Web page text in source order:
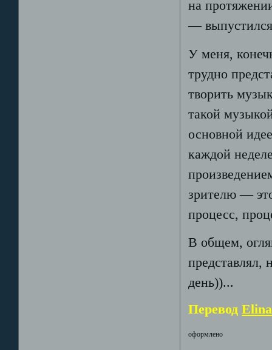
на
—
У меня,
трудно
творить
такой
основной
каждой
зрителю —
процесс,
В общем,
представлял,
день))...
ПереводElina
оформлено